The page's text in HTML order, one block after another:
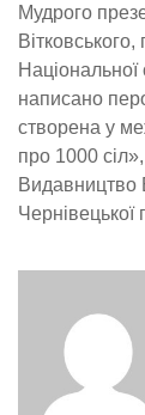
Мудрого
Вітковського,
написано
створена у
про 1000
Видавництво